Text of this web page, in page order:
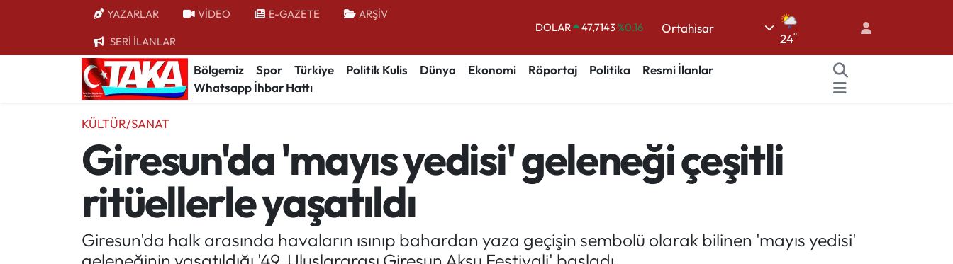
YAZARLAR VİDEO E-GAZETE ARŞİV
SERİ İLANLAR
DOLAR 47,7143%0.16
EURO
55,0317%-0.02
STERLİN
64,2463%0.07
BITCOIN
64.225,61%-0.63
Ortahisar
24°
Bölgemiz Spor Türkiye Politik Kulis Dünya Ekonomi Röportaj Politika
Resmi İlanlar
Whatsapp İhbar Hattı
KÜLTÜR/SANAT
Giresun'da 'mayıs yedisi' geleneği çeşitli
ritüellerle yaşatıldı
Giresun'da halk arasında havaların ısınıp bahardan yaza geçişin sembolü olarak bilinen 'mayıs yedisi'
Bölgemiz
Kültür/Sanat
Politik Kulis
Trabzon Nöbetçi Eczaneler
Trabzon Hava Durumu
Trabzon Trafik Yoğunluk Haritası
Süper Lig Puan Durumu ve Fikstür
Tüm Manşetler
Son Dakika Haberleri